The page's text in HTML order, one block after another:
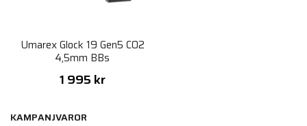
Umarex Glock 19 Gen5 CO2
4,5mm BBs
1 995 kr
KAMPANJVAROR